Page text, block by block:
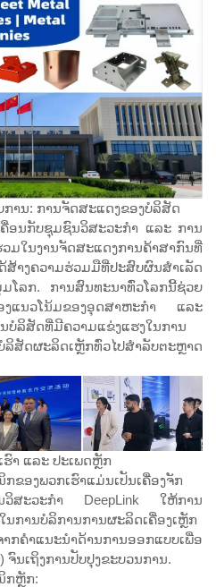
ການ: ການຈັດສະແດງຂອງບໍລິສັດ
ຄື່ອນກັບຊຸມຊົນວິສະວະກຳ ແລະ ການ
ໃນງານຈັດສະແດງການຄ້າສາກົນທີ່
ສ້າງຄວາມຮ່ວມມືທີ່ປະສົບຜົນສຳເລັດ
ໂລກ. ການສົນທະນາທົ່ວໂລກນີ້ຊ່ວຍ
ງແນວໂນ້ມຂອງອຸດສາຫະກຳ ແລະ
ບໍລິສັດທີ່ມີຄວາມແຂ່ງແຮງໃນການ
ສັດຜະລິດເຫຼັກທົ່ວໄປສຳລັບຕະຫຼາດ
າ ແລະ ປະເພດຫຼັກ
ຂອງພວກເຮົາແມ່ນເປັນເຄື່ອງຈັກ
ວິສະວະກຳ DeepLink ໃຫ້ການ
ການບໍລິການການຜະລິດເຄື່ອງເຫຼັກ
ຄຳແນະນຳດ້ານການອອກແບບເພື່ອ
ຈົນເຖິງການປັບປຸງຂະບວນການ.
ກຫຼັກ: